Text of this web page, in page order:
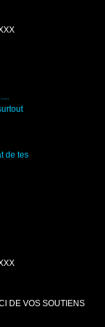
de tes
DE VOS SOUTIENS